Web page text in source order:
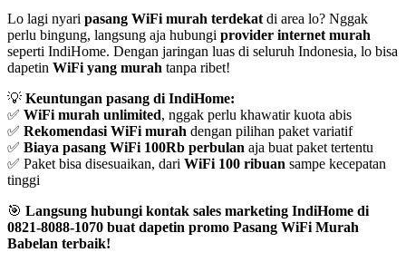
Lo lagi nyari pasang WiFi murah terdekat di area lo? Nggak
perlu bingung, langsung aja hubungi provider internet murah
seperti IndiHome. Dengan jaringan luas di seluruh Indonesia, lo bisa
dapetin WiFi yang murah tanpa ribet!
💡 Keuntungan pasang di IndiHome:
✅ WiFi murah unlimited, nggak perlu khawatir kuota abis
✅ Rekomendasi WiFi murah dengan pilihan paket variatif
✅ Biaya pasang WiFi 100Rb perbulan aja buat paket tertentu
✅ Paket bisa disesuaikan, dari WiFi 100 ribuan sampe kecepatan
tinggi
🎯 Langsung hubungi kontak sales marketing IndiHome di
0821-8088-1070 buat dapetin promo Pasang WiFi Murah
Babelan terbaik!